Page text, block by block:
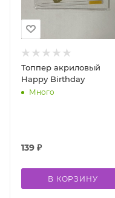
Топпер акриловый
Happy Birthday
Много
139 ₽
В КОРЗИНУ